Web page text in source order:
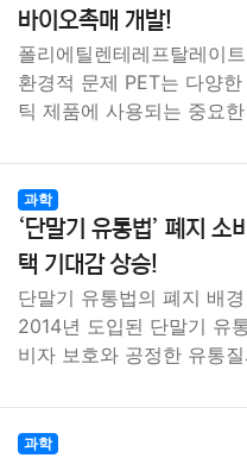
바이오촉매 개발!
폴리에틸렌테레프탈레이
환경적 문제 PET는 다양
틱 제품에 사용되는 중요
과학
‘단말기 유통법’ 폐지 소
택 기대감 상승!
단말기 유통법의 폐지 배
2014년 도입된 단말기 유
비자 보호와 공정한 유통
과학